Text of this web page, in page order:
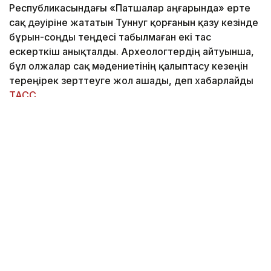
Республикасындағы «Патшалар аңғарында» ерте
сақ дәуіріне жататын Туннуг қорғанын қазу кезінде
бұрын-соңды теңдесі табылмаған екі тас
ескерткіш анықталды. Археологтердің айтуынша,
бұл олжалар сақ мәдениетінің қалыптасу кезеңін
тереңірек зерттеуге жол ашады, деп хабарлайды
ТАСС